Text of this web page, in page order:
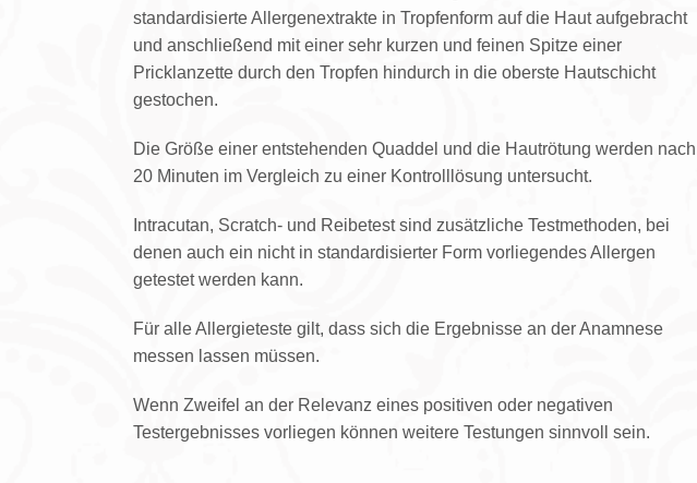
standardisierte Allergenextrakte in Tropfenform auf die Haut aufgebracht
und anschließend mit einer sehr kurzen und feinen Spitze einer
Pricklanzette durch den Tropfen hindurch in die oberste Hautschicht
gestochen.
Die Größe einer entstehenden Quaddel und die Hautrötung werden nach
20 Minuten im Vergleich zu einer Kontrolllösung untersucht.
Intracutan, Scratch- und Reibetest sind zusätzliche Testmethoden, bei
denen auch ein nicht in standardisierter Form vorliegendes Allergen
getestet werden kann.
Für alle Allergieteste gilt, dass sich die Ergebnisse an der Anamnese
messen lassen müssen.
Wenn Zweifel an der Relevanz eines positiven oder negativen
Testergebnisses vorliegen können weitere Testungen sinnvoll sein.